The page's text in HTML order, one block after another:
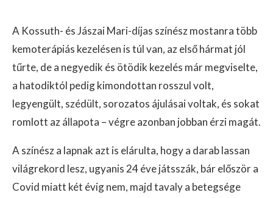
A Kossuth- és Jászai Mari-díjas színész mostanra több
kemoterápiás kezelésen is túl van, az első hármat jól
tűrte, de a negyedik és ötödik kezelés már megviselte,
a hatodiktól pedig kimondottan rosszul volt,
legyengült, szédült, sorozatos ájulásai voltak, és sokat
romlott az állapota – végre azonban jobban érzi magát.
A színész a lapnak azt is elárulta, hogy a darab lassan
világrekord lesz, ugyanis 24 éve játsszák, bár először a
Covid miatt két évig nem, majd tavaly a betegsége